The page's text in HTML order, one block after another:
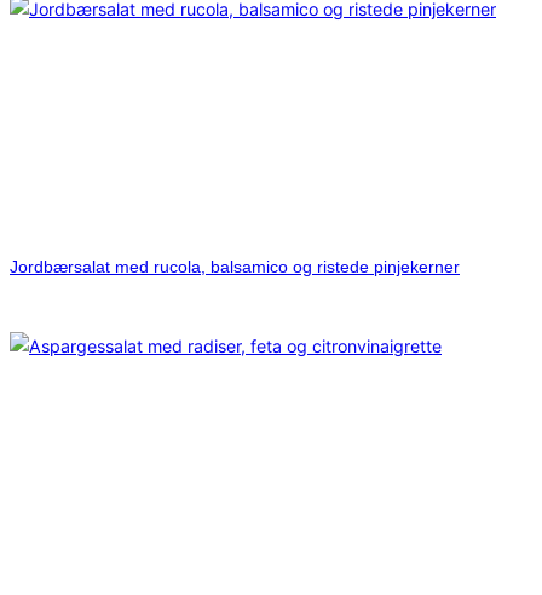
Jordbærsalat med rucola, balsamico og ristede pinjekerner